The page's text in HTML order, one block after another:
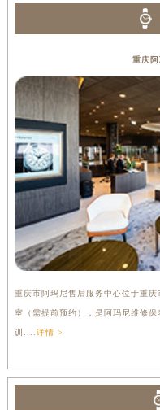
重庆
重庆市阿玛尼售后服务中心位于重
室（需提前预约），是阿玛尼维修
训.... 详情 >